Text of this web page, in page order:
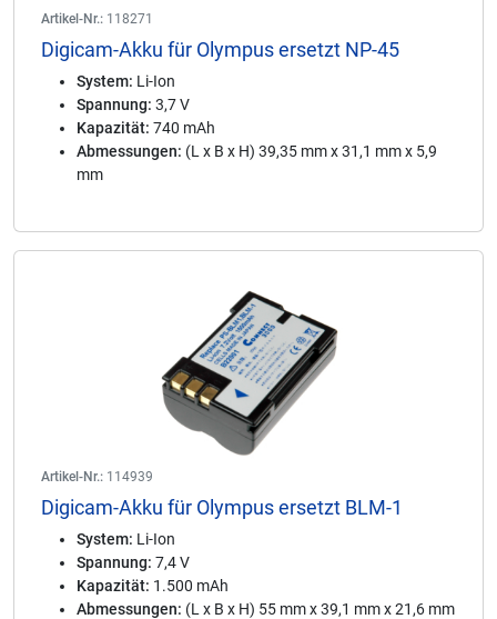
Artikel-Nr.: 118271
Digicam-Akku für Olympus ersetzt NP-45
System: Li-Ion
Spannung: 3,7 V
Kapazität: 740 mAh
Abmessungen: (L x B x H) 39,35 mm x 31,1 mm x 5,9
mm
Artikel-Nr.: 114939
Digicam-Akku für Olympus ersetzt BLM-1
System: Li-Ion
Spannung: 7,4 V
Kapazität: 1.500 mAh
Abmessungen: (L x B x H) 55 mm x 39,1 mm x 21,6 mm